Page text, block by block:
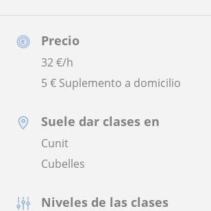
Precio
32€/h
5 € Suplemento a domicilio
Suele dar clases en
Cunit
Cubelles
Niveles de las clases